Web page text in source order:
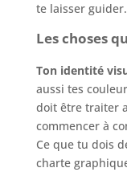
te laisser
Les choses
Ton identité
aussi tes
doit être traiter
commencer à
Ce que tu dois
charte